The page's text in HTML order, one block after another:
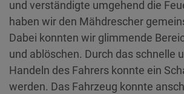
und verständigte umgehend die
haben wir den Mähdrescher
Dabei konnten wir glimmende
und ablöschen. Durch das schnelle
Handeln des Fahrers konnte ein
werden. Das Fahrzeug konnte